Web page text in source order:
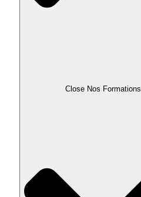
Close Nos Formations